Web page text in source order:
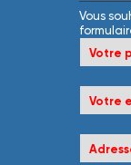
Vous